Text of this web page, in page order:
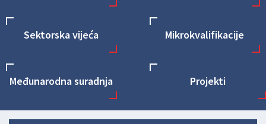
Sektorska vijeća Mikrokvalifikacije
Međunarodna suradnja Projekti